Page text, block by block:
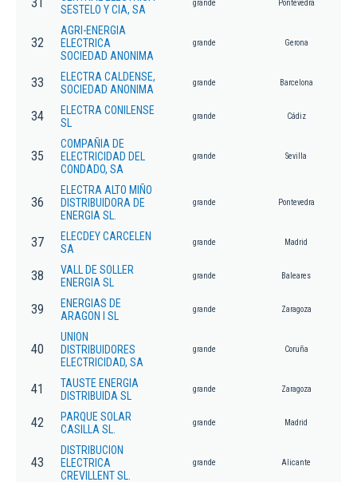
SESTELO Y CIA, SA
grande Pontevedra
32
AGRI-ENERGIA
ELECTRICA
SOCIEDAD ANONIMA
grande Gerona
33
ELECTRA CALDENSE,
SOCIEDAD ANONIMA
grande Barcelona
34
ELECTRA CONILENSE
SL
grande Cádiz
35
COMPAÑIA DE
ELECTRICIDAD DEL
CONDADO, SA
grande Sevilla
36
ELECTRA ALTO MIÑO
DISTRIBUIDORA DE
ENERGIA SL.
grande Pontevedra
37
ELECDEY CARCELEN
SA
grande Madrid
38
VALL DE SOLLER
ENERGIA SL
grande Baleares
39
ENERGIAS DE
ARAGON I SL
grande Zaragoza
40
UNION
DISTRIBUIDORES
ELECTRICIDAD, SA
grande Coruña
41
TAUSTE ENERGIA
DISTRIBUIDA SL
grande Zaragoza
42
PARQUE SOLAR
CASILLA SL.
grande Madrid
43
DISTRIBUCION
ELECTRICA
CREVILLENT SL.
grande Alicante